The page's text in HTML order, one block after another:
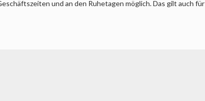
und an den Ruhetagen möglich. Das gilt auch für